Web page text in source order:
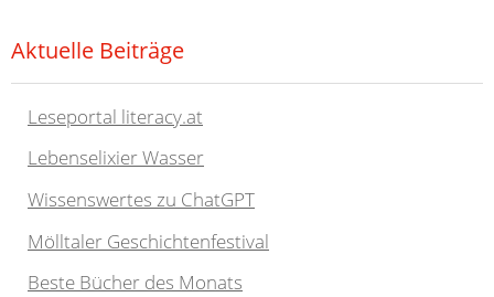
Aktuelle Beiträge
Leseportal literacy.at
Lebenselixier Wasser
Wissenswertes zu ChatGPT
Mölltaler Geschichtenfestival
Beste Bücher des Monats